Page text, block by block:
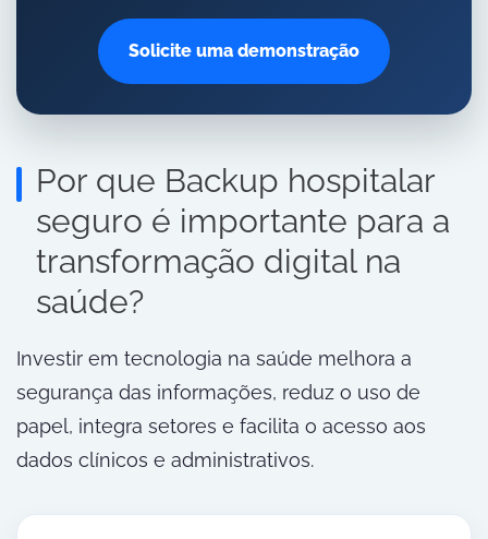
Solicite uma demonstração
Por que Backup hospitalar
seguro é importante para a
transformação digital na
saúde?
Investir em tecnologia na saúde melhora a
segurança das informações, reduz o uso de
papel, integra setores e facilita o acesso aos
dados clínicos e administrativos.